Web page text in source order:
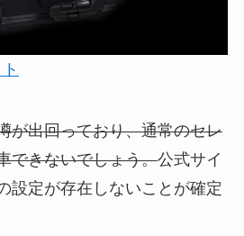
が出回っており、通常のセレ
できないでしょう。公式サイ
設定が存在しないことが確定